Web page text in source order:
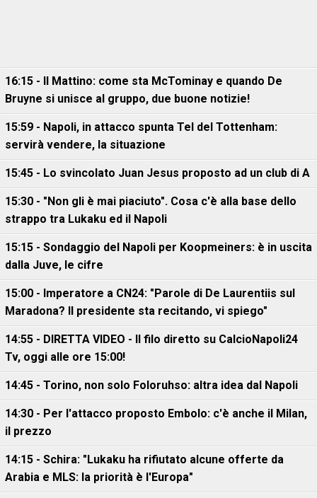
16:15 - Il Mattino: come sta McTominay e quando De
Bruyne si unisce al gruppo, due buone notizie!
15:59 - Napoli, in attacco spunta Tel del Tottenham:
servirà vendere, la situazione
15:45 - Lo svincolato Juan Jesus proposto ad un club di A
15:30 - "Non gli è mai piaciuto". Cosa c'è alla base dello
strappo tra Lukaku ed il Napoli
15:15 - Sondaggio del Napoli per Koopmeiners: è in uscita
dalla Juve, le cifre
15:00 - Imperatore a CN24: "Parole di De Laurentiis sul
Maradona? Il presidente sta recitando, vi spiego"
14:55 - DIRETTA VIDEO - Il filo diretto su CalcioNapoli24
Tv, oggi alle ore 15:00!
14:45 - Torino, non solo Foloruhso: altra idea dal Napoli
14:30 - Per l'attacco proposto Embolo: c'è anche il Milan,
il prezzo
14:15 - Schira: "Lukaku ha rifiutato alcune offerte da
Arabia e MLS: la priorità è l'Europa"